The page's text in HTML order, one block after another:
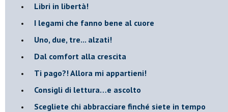
​Libri in libertà!
​I legami che fanno bene al cuore
Uno, due, tre... alzati!​
​Dal comfort alla crescita
​Ti pago?! Allora mi appartieni!​
​Consigli di lettura…e ascolto
​Scegliete chi abbracciare finché siete in tempo